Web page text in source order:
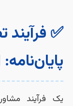
✅
یک فرآیند